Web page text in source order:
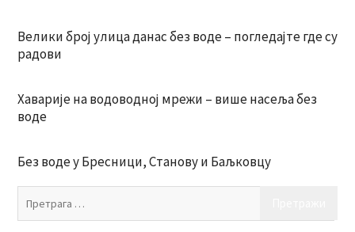
Велики број улица данас без воде – погледајте где су
радови
Хаварије на водоводној мрежи – више насеља без
воде
Без воде у Бресници, Станову и Баљковцу